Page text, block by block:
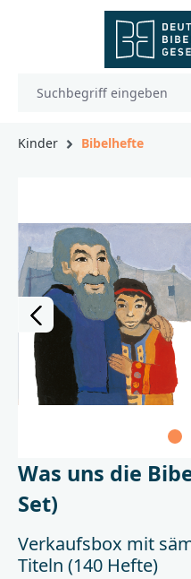
Kinder Bibelhefte
Was uns die
Set)
Verkaufsbox mit
Titeln (140 Hefte)